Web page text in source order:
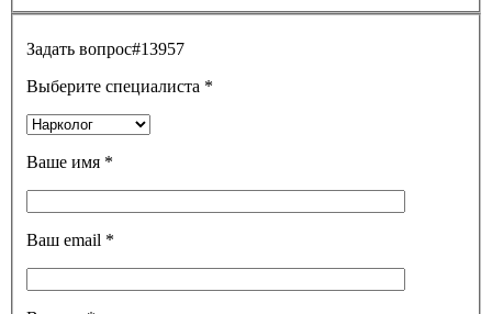
Задать вопрос#13957
Выберите специалиста *
Ваше имя *
Ваш email *